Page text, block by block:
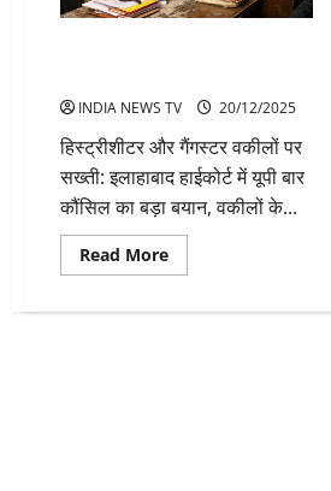
INDIA NEWS TV 20/12/2025
हिस्ट्रीशीटर और गैंगस्टर वकीलों पर
सख्ती: इलाहाबाद हाईकोर्ट में यूपी बार
कौंसिल का बड़ा बयान, वकीलों के...
Read MoreRead
more
हिस्ट्रीशीटर